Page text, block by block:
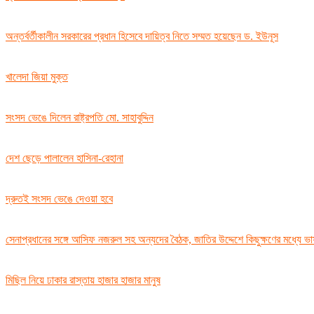
অন্তর্বর্তীকালীন সরকারের প্রধান হিসেবে দায়িত্ব নিতে সম্মত হয়েছেন ড. ইউনূস
খালেদা জিয়া মুক্ত
সংসদ ভেঙে দিলেন রাষ্ট্রপতি মো. সাহাবুদ্দিন
দেশ ছেড়ে পালালেন হাসিনা-রেহানা
দ্রুতই সংসদ ভেঙে দেওয়া হবে
সেনাপ্রধানের সঙ্গে আসিফ নজরুল সহ অন্যদের বৈঠক, জাতির উদ্দেশে কিছুক্ষণের মধ্যে
মিছিল নিয়ে ঢাকার রাস্তায় হাজার হাজার মানুষ